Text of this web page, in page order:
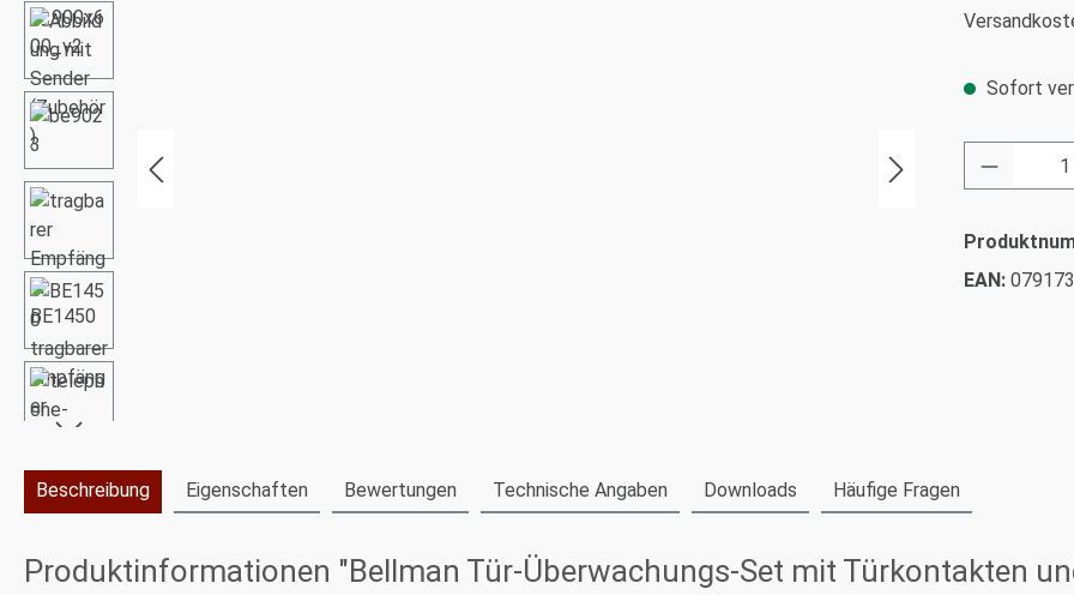
Sofort
EAN:
Beschreibung Eigenschaften Bewertungen Technische Angaben Downloads Häufige Fragen
Produktinformationen "Bellman Tür-Überwachungs-Set mit Türkontakten